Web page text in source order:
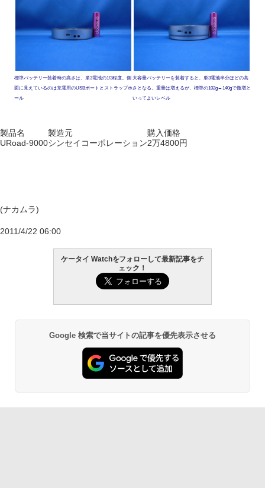
標準バッテリー装着時の高さは、単3電池の1/3程度。側
面に見えているのは充電用のUSBポートとストラップホ
ール
大容量バッテリーを装着すると、単3電池半分ほどの高
さとなる。重量は増えるが、標準の102g→140gで微増と
いってよいレベル
製品名 製造元
購入価格
URoad-9000シンセイコーポレーション2万4800円
(ナカムラ)
2011/4/22 06:00
ケータイ Watchをフォローして最新記事をチ
ェック！
Google 検索で当サイトの記事を優先表示させる